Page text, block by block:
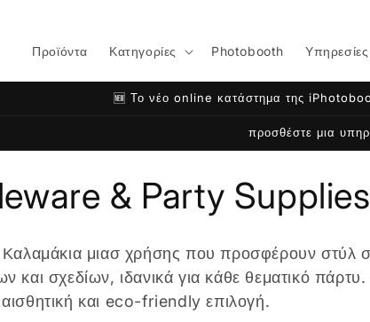
Προϊόντα Κατηγορίες Photobooth Υπηρεσίες
🆕 Το νέο online κατάστημα της
προσθέστε μια
& Party
Καλαμάκια μιασ χρήσης που προσφέρουν στύλ
και σχεδίων, ιδανικά για κάθε θεματικό
και eco-friendly επιλογή.